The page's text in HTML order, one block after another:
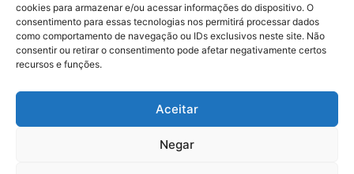
cookies para armazenar e/ou acessar informações do dispositivo. O
consentimento para essas tecnologias nos permitirá processar dados
como comportamento de navegação ou IDs exclusivos neste site. Não
consentir ou retirar o consentimento pode afetar negativamente certos
recursos e funções.
Aceitar
Negar
No posts to display